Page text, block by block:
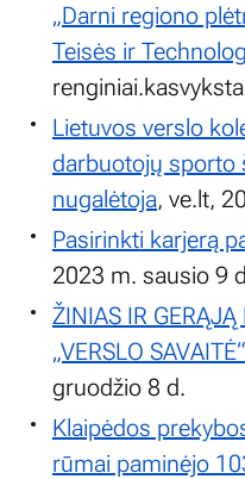
„Darni regiono
Teisės ir
Lietuvos verslo
darbuotojų sporto
nugalėtoja, ve.lt,
Pasirinkti karjerą
2023 m. sausio 9
ŽINIAS IR
„VERSLO SAVAITĖ“
gruodžio 8 d.
Klaipėdos
rūmai paminėjo